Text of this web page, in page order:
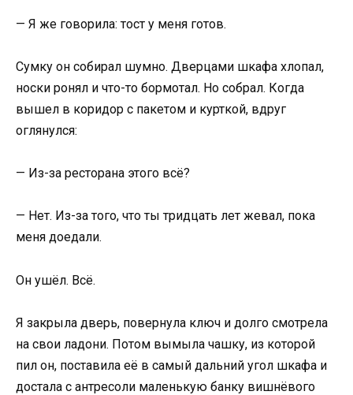
— Я же говорила: тост у меня готов.
Сумку он собирал шумно. Дверцами шкафа хлопал,
носки ронял и что-то бормотал. Но собрал. Когда
вышел в коридор с пакетом и курткой, вдруг
оглянулся:
— Из-за ресторана этого всё?
— Нет. Из-за того, что ты тридцать лет жевал, пока
меня доедали.
Он ушёл. Всё.
Я закрыла дверь, повернула ключ и долго смотрела
на свои ладони. Потом вымыла чашку, из которой
пил он, поставила её в самый дальний угол шкафа и
достала с антресоли маленькую банку вишнёвого